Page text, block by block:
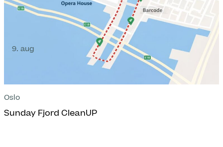
9. aug
Oslo
Sunday Fjord CleanUP